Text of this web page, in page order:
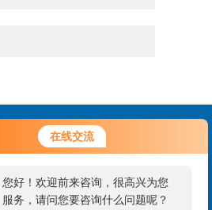
在线交流
您好！欢迎前来咨询，很高兴为您
服务，请问您要咨询什么问题呢？